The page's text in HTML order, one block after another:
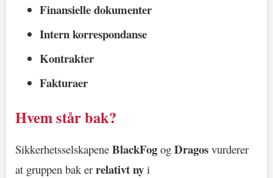
Finansielle dokumenter
Intern korrespondanse
Kontrakter
Fakturaer
Hvem står bak?
Sikkerhetsselskapene BlackFog og Dragos vurderer
at gruppen bak errelativt ny i